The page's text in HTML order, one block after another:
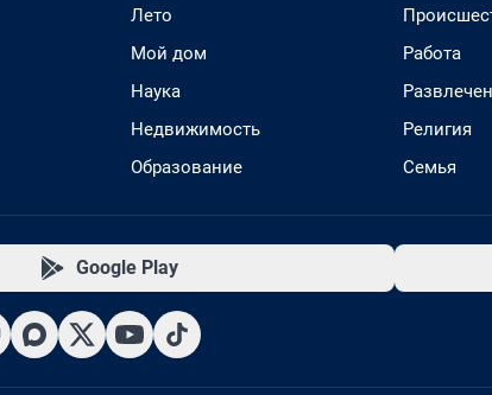
Лето
Мой дом
Наука
Недвижимость
Образование
Работа
Религия
Семья
Google Play